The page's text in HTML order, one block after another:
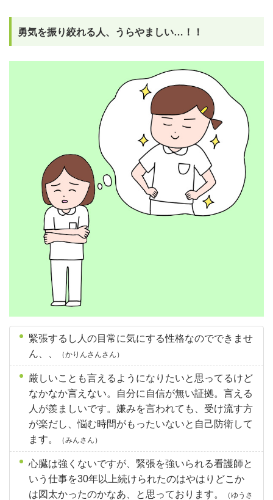
勇気を振り絞れる人、うらやましい…！！
緊張するし人の目常に気にする性格なのでできませ
ん、、
（かりんさんさん）
厳しいことも言えるようになりたいと思ってるけど
なかなか言えない。自分に自信が無い証拠。言える
人が羨ましいです。嫌みを言われても、受け流す方
が楽だし、悩む時間がもったいないと自己防衛して
ます。
（みんさん）
心臓は強くないですが、緊張を強いられる看護師と
いう仕事を30年以上続けられたのはやはりどこか
は図太かったのかなあ、と思っております。
（ゆうさ